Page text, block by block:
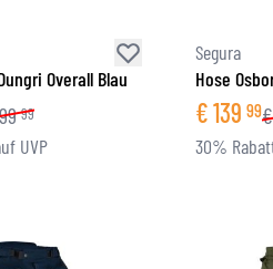
Overall Blau
99
UVP
Segura
Hose
€139 99€
30%